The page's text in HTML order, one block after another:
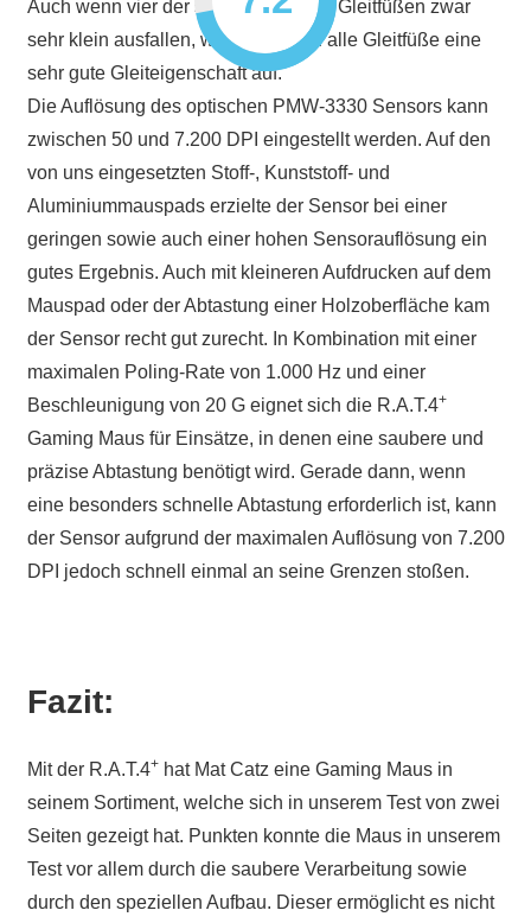
Auch wenn vier der sechs verbauten Gleitfüßen zwar
sehr klein ausfallen, weisen jedoch alle Gleitfüße eine
sehr gute Gleiteigenschaft auf.
Die Auflösung des optischen PMW-3330 Sensors kann
zwischen 50 und 7.200 DPI eingestellt werden. Auf den
von uns eingesetzten Stoff-, Kunststoff- und
Aluminiummauspads erzielte der Sensor bei einer
geringen sowie auch einer hohen Sensorauflösung ein
gutes Ergebnis. Auch mit kleineren Aufdrucken auf dem
Mauspad oder der Abtastung einer Holzoberfläche kam
der Sensor recht gut zurecht. In Kombination mit einer
maximalen Poling-Rate von 1.000 Hz und einer
Beschleunigung von 20 G eignet sich die R.A.T.4+
Gaming Maus für Einsätze, in denen eine saubere und
präzise Abtastung benötigt wird. Gerade dann, wenn
eine besonders schnelle Abtastung erforderlich ist, kann
der Sensor aufgrund der maximalen Auflösung von 7.200
DPI jedoch schnell einmal an seine Grenzen stoßen.
Fazit:
Mit der R.A.T.4+hat Mat Catz eine Gaming Maus in
seinem Sortiment, welche sich in unserem Test von zwei
Seiten gezeigt hat. Punkten konnte die Maus in unserem
Test vor allem durch die saubere Verarbeitung sowie
durch den speziellen Aufbau. Dieser ermöglicht es nicht